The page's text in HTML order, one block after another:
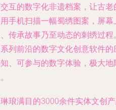
互的数字化非遗档案，让古老
手机扫描一幅蜀绣图案，屏
传承故事乃至动态的刺绣过
列前沿的数字文化创意软件
、可参与的数字体验，极大
琅满目的3000余件实体文创